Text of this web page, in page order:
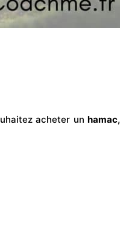
acheter un hamac